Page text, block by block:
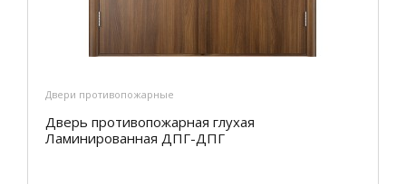
Двери противопожарные
Дверь противопожарная глухая
Ламинированная ДПГ-ДПГ